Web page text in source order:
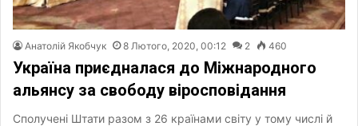
Анатолій Якобчук 8 Лютого, 2020, 00:12 2 460
Україна приєдналася до Міжнародного
альянсу за свободу віросповідання
Сполучені Штати разом з 26 країнами світу у тому числі й